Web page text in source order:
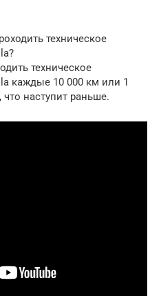
техническое
техническое
каждые 10 000 км или 1
что наступит раньше.